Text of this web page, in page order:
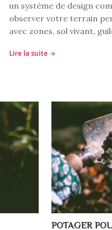
un système de design
observer votre terrain
avec zones, sol vivant,
Lire la suite →
POTAGER